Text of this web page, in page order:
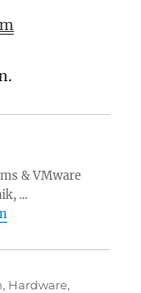
& VMware
...
, Hardware,